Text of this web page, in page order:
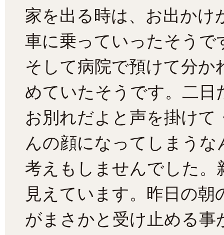
家を出る時は、お出かけ
車に乗っていったそうで
そして病院で預けて分
めていたそうです。二日
お別れだよと声を掛け
んの顔になってしまうな
考えもしませんでした。
見えています。昨日の朝
がまさかと受け止める